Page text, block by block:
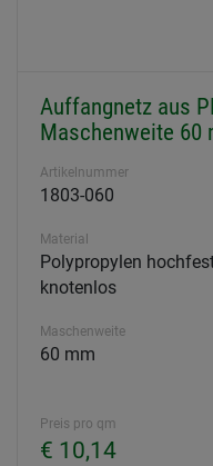
Auffangnetz aus
Maschenweite 60
Artikelnummer
1803-060
Material
Polypropylen
knotenlos
Maschenweite
60 mm
Preis pro qm
€ 10,14